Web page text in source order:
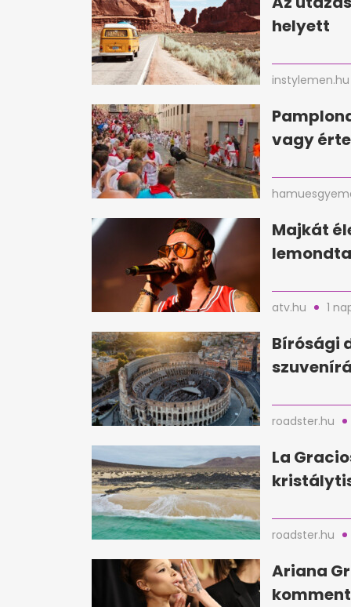
helyett
instylemen.hu
vagy
Majkát
atv.hu 1
Bírósági
roadster.hu
La
roadster.hu
Ariana